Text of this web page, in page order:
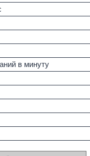
в минуту